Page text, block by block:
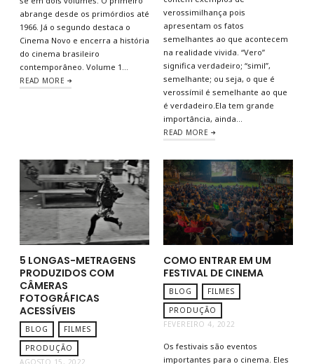
abrange desde os primórdios até
1966. Já o segundo destaca o
Cinema Novo e encerra a história
do cinema brasileiro
contemporâneo. Volume 1…
READ MORE
verossimilhança pois
apresentam os fatos
semelhantes ao que acontecem
na realidade vivida. “Vero”
significa verdadeiro; “simil”,
semelhante; ou seja, o que é
verossímil é semelhante ao que
é verdadeiro.Ela tem grande
importância, ainda…
READ MORE
5 LONGAS-METRAGENS
PRODUZIDOS COM
CÂMERAS
FOTOGRÁFICAS
ACESSÍVEIS
BLOG
FILMES
PRODUÇÃO
AGOSTO 15, 2022
COMO ENTRAR EM UM
FESTIVAL DE CINEMA
BLOG
FILMES
PRODUÇÃO
FEVEREIRO 4, 2022
Os festivais são eventos
importantes para o cinema. Eles